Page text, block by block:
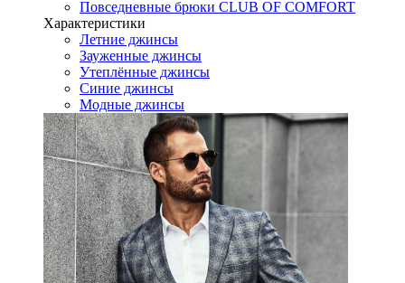
Повседневные брюки CLUB OF COMFORT
Характеристики
Летние джинсы
Зауженные джинсы
Утеплённые джинсы
Синие джинсы
Модные джинсы